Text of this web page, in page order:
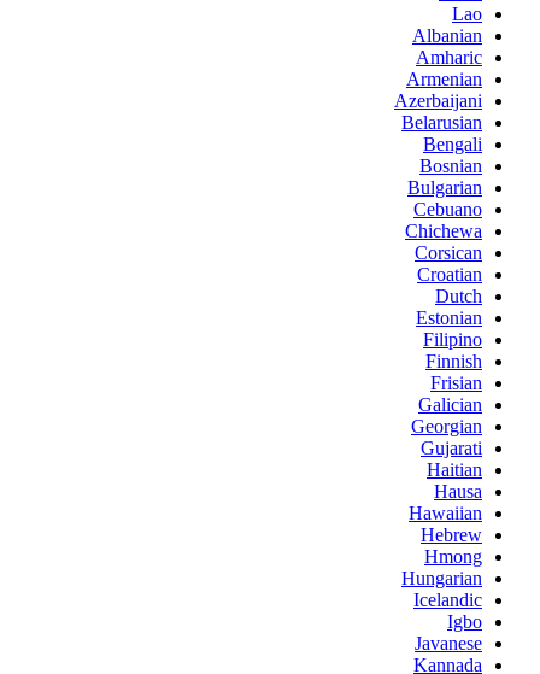
Lao
Albanian
Amharic
Armenian
Azerbaijani
Belarusian
Bengali
Bosnian
Bulgarian
Cebuano
Chichewa
Corsican
Croatian
Dutch
Estonian
Filipino
Finnish
Frisian
Galician
Georgian
Gujarati
Haitian
Hausa
Hawaiian
Hebrew
Hmong
Hungarian
Icelandic
Igbo
Javanese
Kannada